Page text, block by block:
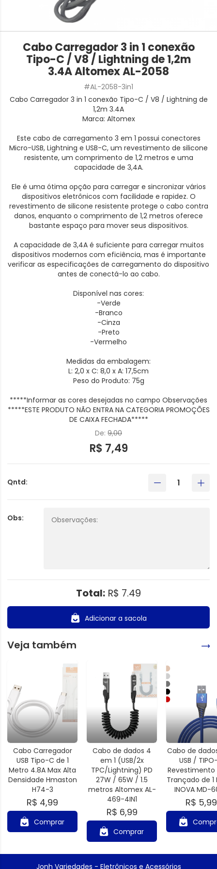
Cabo Carregador 3 in 1 conexão
Tipo-C / V8 / Lightning de 1,2m
3.4A Altomex AL-2058
#AL-2058-3in1
Cabo Carregador 3 in 1 conexão Tipo-C / V8 / Lightning de
1,2m 3.4A
Marca: Altomex
Este cabo de carregamento 3 em 1 possui conectores
Micro-USB, Lightning e USB-C, um revestimento de silicone
resistente, um comprimento de 1,2 metros e uma
capacidade de 3,4A.
Ele é uma ótima opção para carregar e sincronizar vários
dispositivos eletrônicos com facilidade e rapidez. O
revestimento de silicone resistente protege o cabo contra
danos, enquanto o comprimento de 1,2 metros oferece
bastante espaço para mover seus dispositivos.
A capacidade de 3,4A é suficiente para carregar muitos
dispositivos modernos com eficiência, mas é importante
verificar as especificações de carregamento do dispositivo
antes de conectá-lo ao cabo.
Disponível nas cores:
-Verde
-Branco
-Cinza
-Preto
-Vermelho
Medidas da embalagem:
L: 2,0 x C: 8,0 x A: 17,5cm
Peso do Produto: 75g
*****Informar as cores desejadas no campo Observações
*****ESTE PRODUTO NÃO ENTRA NA CATEGORIA PROMOÇÕES
DE CAIXA FECHADA*****
De: 9,00
R$ 7,49
Qntd:
Obs:
Total: R$ 7.49
Adicionar a sacola
Veja também
Cabo Carregador
USB Tipo-C de 1
Metro 4.8A Max Alta
Densidade Hmaston
H74-3
R$ 4,99
Comprar
Cabo de dados 4
em 1 (USB/2x
TPC/Lightning) PD
27W / 65W / 1.5
metros Altomex AL-
469-4IN1
R$ 6,99
Comprar
Cabo de
USB /
Revestimento
Trançado de 1
INOVA MD-
R$ 5,99
Jonh Variedades - Eletrônicos e Acessórios